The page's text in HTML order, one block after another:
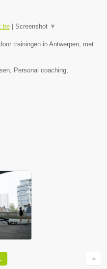
| Screenshot ▼
trainingen in Antwerpen, met
Personal coaching,